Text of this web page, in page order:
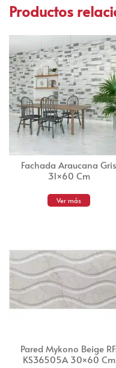
Productos
Fachada Araucana Gris
31×60 Cm
Ver más
Pared Mykono Beige
KS36505A 30×60 Cm